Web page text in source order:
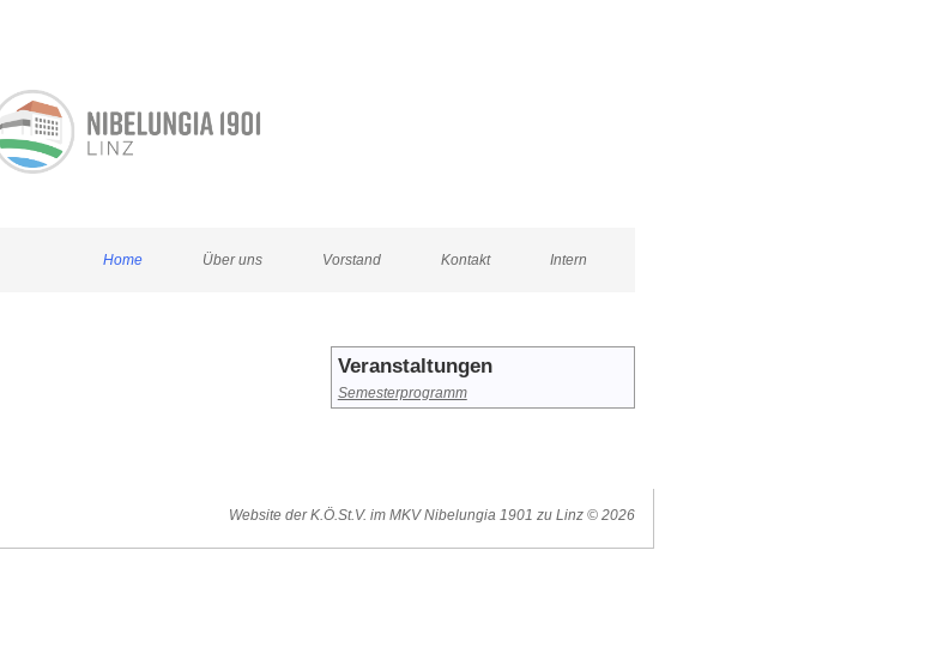
Home Über uns Vorstand Kontakt Intern
Veranstaltungen
Semesterprogramm
Website der K.Ö.St.V. im MKV Nibelungia 1901 zu Linz © 2026